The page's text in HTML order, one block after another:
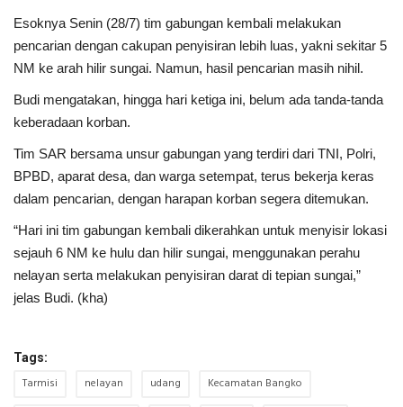
Esoknya Senin (28/7) tim gabungan kembali melakukan
pencarian dengan cakupan penyisiran lebih luas, yakni sekitar 5
NM ke arah hilir sungai. Namun, hasil pencarian masih nihil.
Budi mengatakan, hingga hari ketiga ini, belum ada tanda-tanda
keberadaan korban.
Tim SAR bersama unsur gabungan yang terdiri dari TNI, Polri,
BPBD, aparat desa, dan warga setempat, terus bekerja keras
dalam pencarian, dengan harapan korban segera ditemukan.
“Hari ini tim gabungan kembali dikerahkan untuk menyisir lokasi
sejauh 6 NM ke hulu dan hilir sungai, menggunakan perahu
nelayan serta melakukan penyisiran darat di tepian sungai,”
jelas Budi. (kha)
Tags:
Tarmisi nelayan udang
Kecamatan Bangko